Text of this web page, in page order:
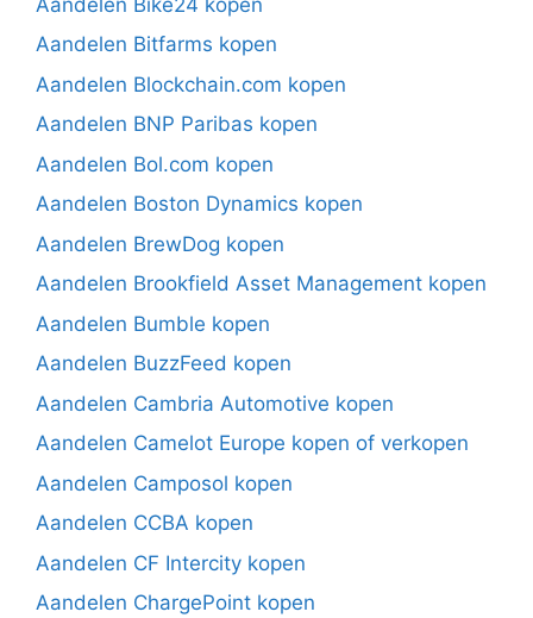
Aandelen Bitfarms kopen
Aandelen Blockchain.com kopen
Aandelen BNP Paribas kopen
Aandelen Bol.com kopen
Aandelen Boston Dynamics kopen
Aandelen BrewDog kopen
Aandelen Brookfield Asset Management kopen
Aandelen Bumble kopen
Aandelen BuzzFeed kopen
Aandelen Cambria Automotive kopen
Aandelen Camelot Europe kopen of verkopen
Aandelen Camposol kopen
Aandelen CCBA kopen
Aandelen CF Intercity kopen
Aandelen ChargePoint kopen